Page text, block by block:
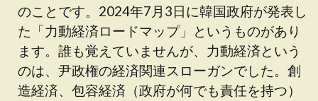
のことです。2024年7月3日に韓国政府が発表し
た「力動経済ロードマップ」というものがあり
ます。誰も覚えていませんが、力動経済という
のは、尹政権の経済関連スローガンでした。創
造経済、包容経済（政府が何でも責任を持つ）